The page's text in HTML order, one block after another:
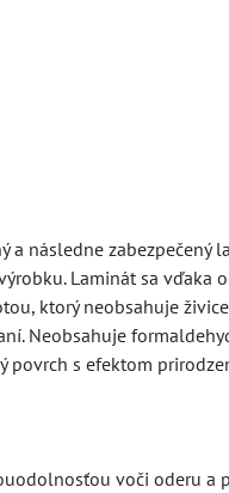
následne
Laminát sa vďaka
ktorý neobsahuje
Neobsahuje
s efektom
voči oderu a